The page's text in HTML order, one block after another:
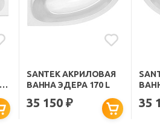
SANTEK АКРИЛОВАЯ
ВАННА ЭДЕРА 170 L
35 150 ₽ 35